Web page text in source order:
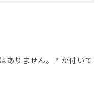
ありません。 * が付いて